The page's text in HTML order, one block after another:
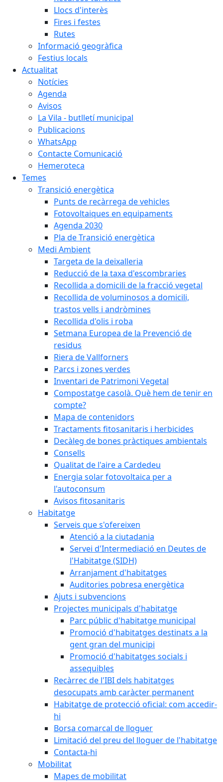
Llocs d'interès
Fires i festes
Rutes
Informació geogràfica
Festius locals
Actualitat
Notícies
Agenda
Avisos
La Vila - butlletí municipal
Publicacions
WhatsApp
Contacte Comunicació
Hemeroteca
Temes
Transició energètica
Punts de recàrrega de vehicles
Fotovoltaiques en equipaments
Agenda 2030
Pla de Transició energètica
Medi Ambient
Targeta de la deixalleria
Reducció de la taxa d'escombraries
Recollida a domicili de la fracció vegetal
Recollida de voluminosos a domicili,
trastos vells i andròmines
Recollida d'olis i roba
Setmana Europea de la Prevenció de
residus
Riera de Vallforners
Parcs i zones verdes
Inventari de Patrimoni Vegetal
Compostatge casolà. Què hem de tenir en
compte?
Mapa de contenidors
Tractaments fitosanitaris i herbicides
Decàleg de bones pràctiques ambientals
Consells
Qualitat de l'aire a Cardedeu
Energia solar fotovoltaica per a
l'autoconsum
Avisos fitosanitaris
Habitatge
Serveis que s'ofereixen
Atenció a la ciutadania
Servei d'Intermediació en Deutes de
l'Habitatge (SIDH)
Arranjament d'habitatges
Auditories pobresa energètica
Ajuts i subvencions
Projectes municipals d'habitatge
Parc públic d'habitatge municipal
Promoció d'habitatges destinats a la
gent gran del municipi
Promoció d'habitatges socials i
assequibles
Recàrrec de l'IBI dels habitatges
desocupats amb caràcter permanent
Habitatge de protecció oficial: com accedir-
hi
Borsa comarcal de lloguer
Limitació del preu del lloguer de l'habitatge
Contacta-hi
Mobilitat
Mapes de mobilitat